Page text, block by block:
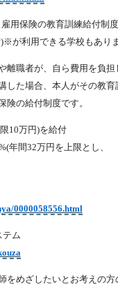
用保険の教育訓練給付制度
が利用できる学校もありま
職者が、自ら費用を負担
した場合、本人がその教育
の給付制度です。
10万円)を給付
年間32万円を上限とし、
0000058556.html
テム
をめざしたいとお考えの方